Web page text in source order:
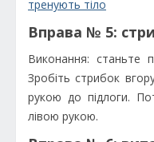
тренують тіло
Вправа № 5:
Виконання: станьте
Зробіть стрибок
рукою до підлоги.
лівою рукою.